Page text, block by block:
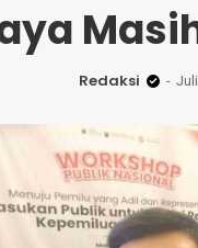
Redaksi